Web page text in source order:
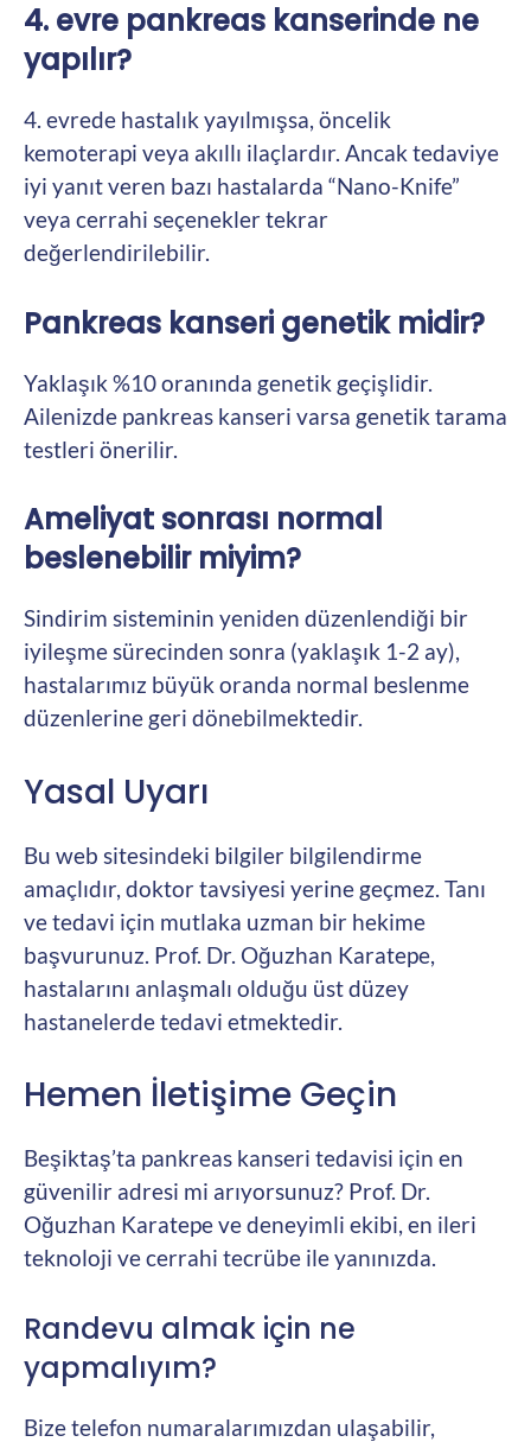
4. evre pankreas kanserinde ne
yapılır?
4. evrede hastalık yayılmışsa, öncelik
kemoterapi veya akıllı ilaçlardır. Ancak tedaviye
iyi yanıt veren bazı hastalarda “Nano-Knife”
veya cerrahi seçenekler tekrar
değerlendirilebilir.
Pankreas kanseri genetik midir?
Yaklaşık %10 oranında genetik geçişlidir.
Ailenizde pankreas kanseri varsa genetik tarama
testleri önerilir.
Ameliyat sonrası normal
beslenebilir miyim?
Sindirim sisteminin yeniden düzenlendiği bir
iyileşme sürecinden sonra (yaklaşık 1-2 ay),
hastalarımız büyük oranda normal beslenme
düzenlerine geri dönebilmektedir.
Yasal Uyarı
Bu web sitesindeki bilgiler bilgilendirme
amaçlıdır, doktor tavsiyesi yerine geçmez. Tanı
ve tedavi için mutlaka uzman bir hekime
başvurunuz. Prof. Dr. Oğuzhan Karatepe,
hastalarını anlaşmalı olduğu üst düzey
hastanelerde tedavi etmektedir.
Hemen İletişime Geçin
Beşiktaş’ta pankreas kanseri tedavisi için en
güvenilir adresi mi arıyorsunuz? Prof. Dr.
Oğuzhan Karatepe ve deneyimli ekibi, en ileri
teknoloji ve cerrahi tecrübe ile yanınızda.
Randevu almak için ne
yapmalıyım?
Bize telefon numaralarımızdan ulaşabilir,